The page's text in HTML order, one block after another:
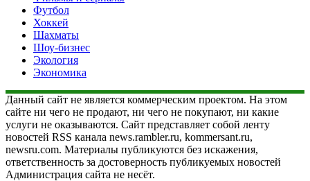
Футбол
Хоккей
Шахматы
Шоу-бизнес
Экология
Экономика
Данный сайт не является коммерческим проектом. На этом
сайте ни чего не продают, ни чего не покупают, ни какие
услуги не оказываются. Сайт представляет собой ленту
новостей RSS канала news.rambler.ru, kommersant.ru,
newsru.com. Материалы публикуются без искажения,
ответственность за достоверность публикуемых новостей
Администрация сайта не несёт.